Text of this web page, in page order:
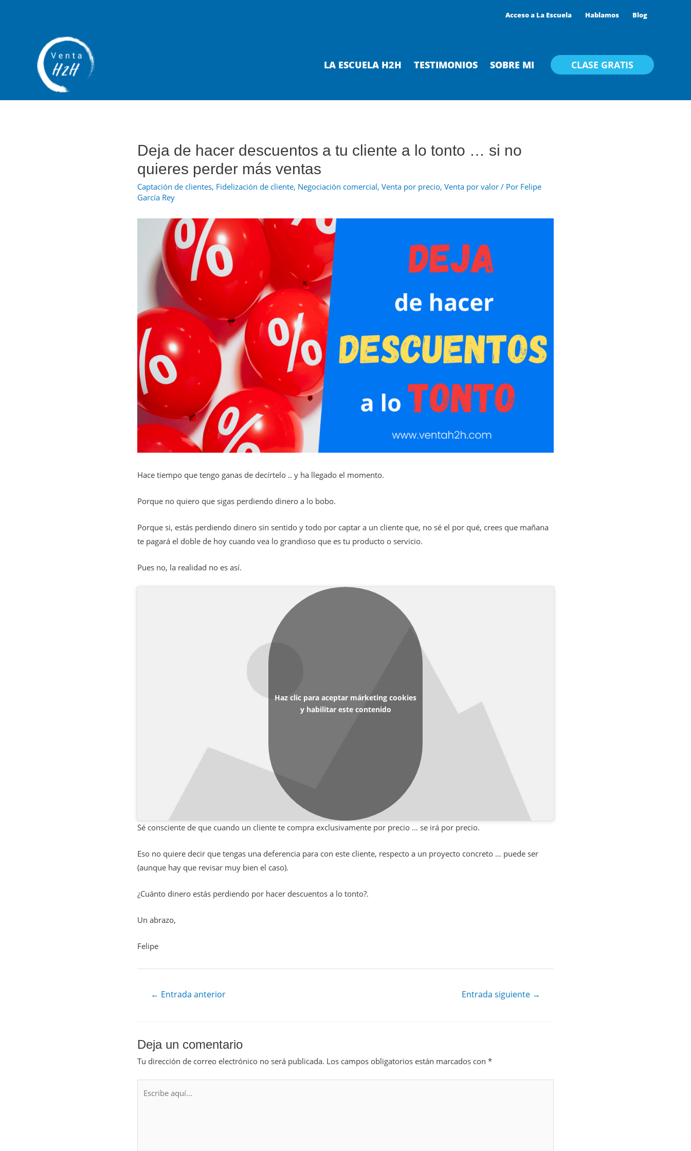
Acceso a La Escuela Hablamos Blog
LA ESCUELA H2H TESTIMONIOS SOBRE MI CLASE GRATIS
Deja de hacer descuentos a tu cliente a lo tonto … si no
quieres perder más ventas
Captación de clientes, Fidelización de cliente, Negociación comercial, Venta por precio, Venta por valor / Por Felipe
García Rey
Hace tiempo que tengo ganas de decírtelo .. y ha llegado el momento.
Porque no quiero que sigas perdiendo dinero a lo bobo.
Porque si, estás perdiendo dinero sin sentido y todo por captar a un cliente que, no sé el por qué, crees que mañana
te pagará el doble de hoy cuando vea lo grandioso que es tu producto o servicio.
Pues no, la realidad no es así.
Haz clic para aceptar márketing cookies
y habilitar este contenido
Sé consciente de que cuando un cliente te compra exclusivamente por precio … se irá por precio.
Eso no quiere decir que tengas una deferencia para con este cliente, respecto a un proyecto concreto … puede ser
(aunque hay que revisar muy bien el caso).
¿Cuánto dinero estás perdiendo por hacer descuentos a lo tonto?.
Un abrazo,
Felipe
← Entrada anterior Entrada siguiente →
Deja un comentario
Tu dirección de correo electrónico no será publicada. Los campos obligatorios están marcados con *